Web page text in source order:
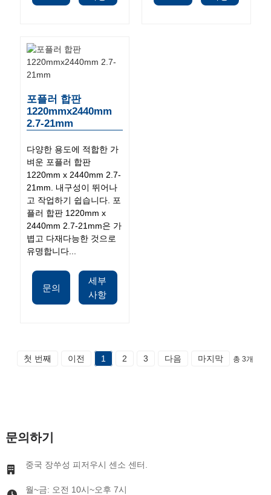
포플러 합판
1220mmx2440mm
2.7-21mm
다양한 용도에 적합한 가
벼운 포플러 합판
1220mm x 2440mm 2.7-
21mm. 내구성이 뛰어나
고 작업하기 쉽습니다. 포
플러 합판 1220mm x
2440mm 2.7-21mm은 가
볍고 다재다능한 것으로
유명합니다...
문의
세부
사항
첫 번째 이전 1 2 3 다음 마지막 총 3개
문의하기
중국 장쑤성 피저우시 센소 센터.
월~금: 오전 10시~오후 7시